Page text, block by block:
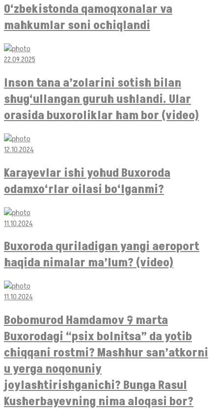
O‘zbekistonda qamoqxonalar va
mahkumlar soni ochiqlandi
22.09.2025
Inson tana a’zolarini sotish bilan
shug‘ullangan guruh ushlandi. Ular
orasida buxoroliklar ham bor (video)
12.10.2024
Karayevlar ishi yohud Buxoroda
odamxo‘rlar oilasi bo‘lganmi?
11.10.2024
Buxoroda quriladigan yangi aeroport
haqida nimalar ma’lum? (video)
11.10.2024
Bobomurod Hamdamov 9 marta
Buxorodagi “psix bolnitsa” da yotib
chiqqani rostmi? Mashhur san’atkorni
u yerga noqonuniy
joylashtirishganichi? Bunga Rasul
Kusherbayevning nima aloqasi bor?